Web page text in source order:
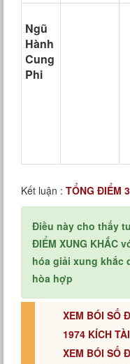
Ngũ
Hành
Cung
Phi
Kết luận : TỔNG ĐIỂM 3
Điều này cho thấy
ĐIỂM XUNG KHẮC
hóa giải xung khắc
hòa hợp
XEM BÓI SỐ
1974 KÍCH
XEM BÓI SỐ